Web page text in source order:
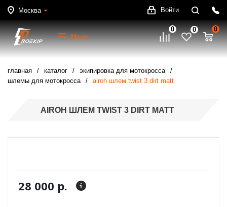
Москва Войти
Меню
0 0 0
главная каталог
экипировка для мотокросса
шлемы для мотокросса
airoh шлем twist 3 dirt matt
AIROH ШЛЕМ TWIST 3 DIRT MATT
28 000 р.